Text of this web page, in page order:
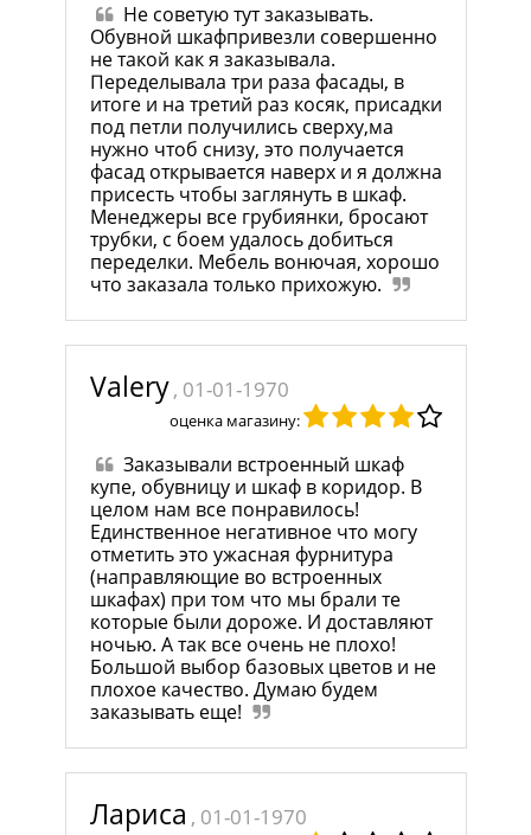
Не советую тут заказывать.
Обувной шкафпривезли совершенно
не такой как я заказывала.
Переделывала три раза фасады, в
итоге и на третий раз косяк, присадки
под петли получились сверху,ма
нужно чтоб снизу, это получается
фасад открывается наверх и я должна
присесть чтобы заглянуть в шкаф.
Менеджеры все грубиянки, бросают
трубки, с боем удалось добиться
переделки. Мебель вонючая, хорошо
что заказала только прихожую.
Valery, 01-01-1970
оценка магазину:
Заказывали встроенный шкаф
купе, обувницу и шкаф в коридор. В
целом нам все понравилось!
Единственное негативное что могу
отметить это ужасная фурнитура
(направляющие во встроенных
шкафах) при том что мы брали те
которые были дороже. И доставляют
ночью. А так все очень не плохо!
Большой выбор базовых цветов и не
плохое качество. Думаю будем
заказывать еще!
Лариса , 01-01-1970